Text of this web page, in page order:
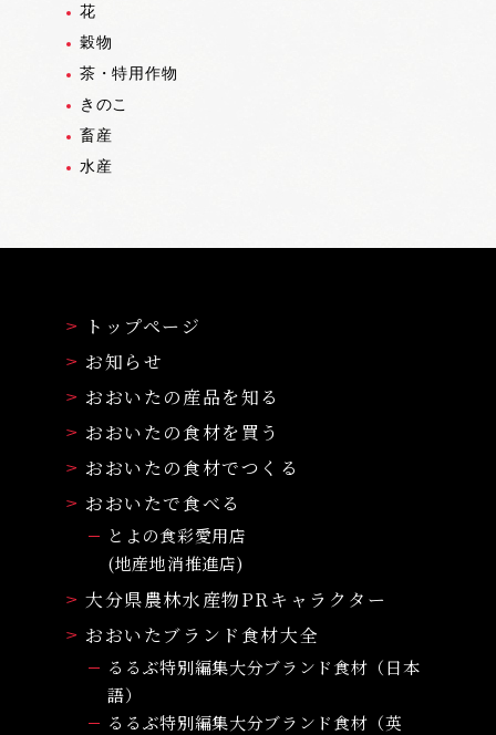
花
穀物
茶・特用作物
きのこ
畜産
水産
トップページ
お知らせ
おおいたの産品を知る
おおいたの食材を買う
おおいたの食材でつくる
おおいたで食べる
とよの食彩愛用店
(地産地消推進店)
大分県農林水産物PRキャラクター
おおいたブランド食材大全
るるぶ特別編集大分ブランド食材（日本
語）
るるぶ特別編集大分ブランド食材（英